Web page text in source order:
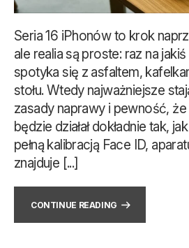
Seria 16 iPhonów to krok
ale realia są proste: raz na
spotyka się z asfaltem,
stołu. Wtedy najważniejsze
zasady naprawy i pewność,
będzie działał dokładnie tak,
pełną kalibracją Face ID,
znajduje [...]
CONTINUE READING